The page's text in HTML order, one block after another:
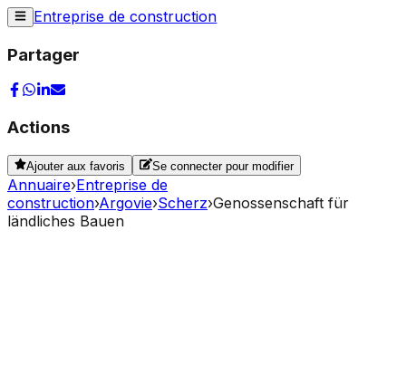
Entreprise de construction
Partager
Actions
Ajouter aux favoris Se connecter pour modifier
Annuaire›Entreprise de
construction›Argovie›Scherz›Genossenschaft für
ländliches Bauen